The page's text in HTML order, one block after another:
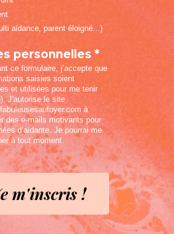
aidance, parent éloigné...)
personnelles *
ce formulaire, j’accepte que
saisies soient
et utilisées pour me tenir
J'autorise le site
à
des e-mails motivants pour
d’aidante. Je pourrai me
à tout moment.
m'inscris !